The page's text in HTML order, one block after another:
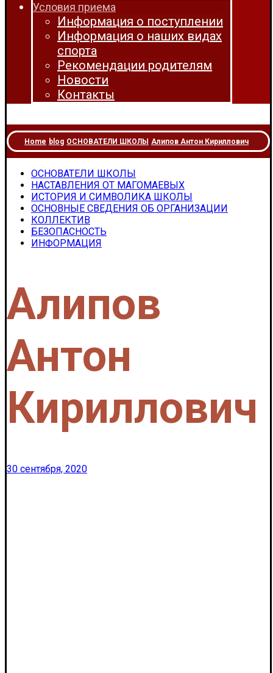
Условия приема
Информация о поступлении
Информация о наших видах
спорта
Рекомендации родителям
Новости
Контакты
Home blog ОСНОВАТЕЛИ ШКОЛЫ Алипов Антон Кириллович
ОСНОВАТЕЛИ ШКОЛЫ
НАСТАВЛЕНИЯ ОТ МАГОМАЕВЫХ
ИСТОРИЯ И СИМВОЛИКА ШКОЛЫ
ОСНОВНЫЕ СВЕДЕНИЯ ОБ ОРГАНИЗАЦИИ
КОЛЛЕКТИВ
БЕЗОПАСНОСТЬ
ИНФОРМАЦИЯ
Алипов
Антон
Кириллович
30 сентября, 2020